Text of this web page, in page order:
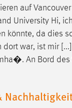
auf
University Hi,
könnte, da dies
dort war, ist mir
�. An Bord des
werden von
gesetzt.